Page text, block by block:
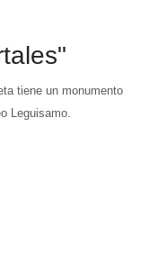
tiene un monumento
Leguisamo.